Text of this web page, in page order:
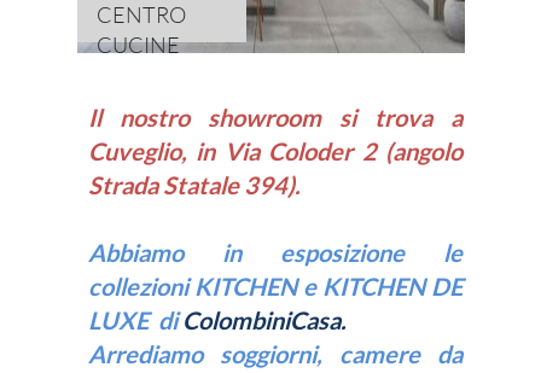
CENTRO
CUCINE
Ilnostro showroom si trova a
Cuveglio, in Via Coloder 2 (angolo
Strada Statale 394).
Abbiamo in esposizione le
collezioni KITCHEN e KITCHEN DE
LUXE diColombiniCasa.
Arrediamo soggiorni, camere da